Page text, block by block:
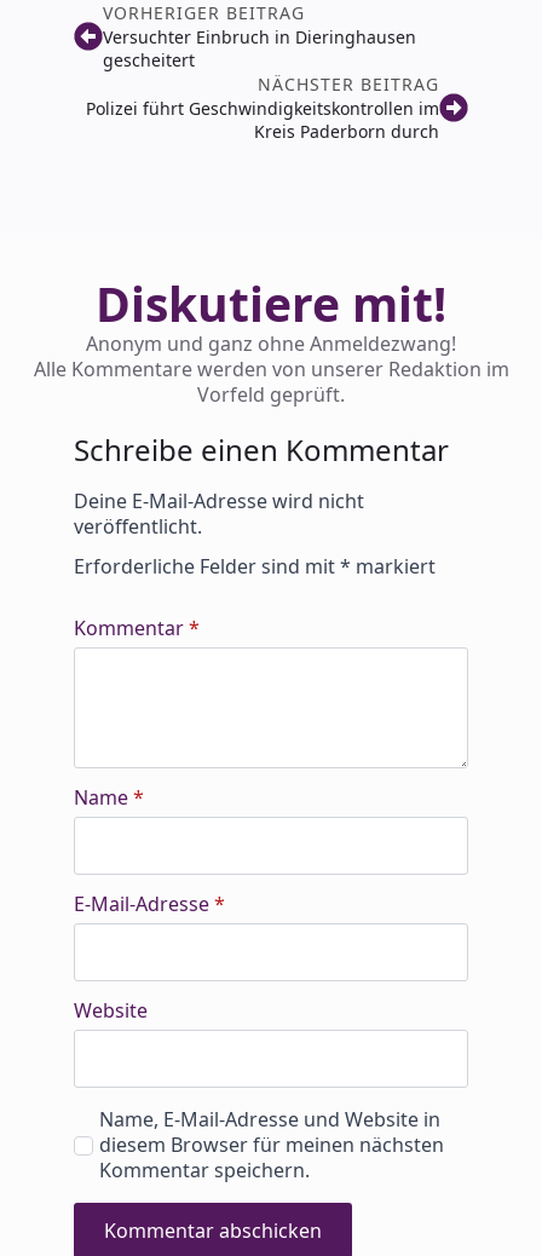
VORHERIGER BEITRAG
Versuchter Einbruch in Dieringhausen
gescheitert
NÄCHSTER BEITRAG
Polizei führt Geschwindigkeitskontrollen im
Kreis Paderborn durch
Diskutiere mit!
Anonym und ganz ohne Anmeldezwang!
Alle Kommentare werden von unserer Redaktion im
Vorfeld geprüft.
Schreibe einen Kommentar
Deine E-Mail-Adresse wird nicht
veröffentlicht.
Erforderliche Felder sind mit* markiert
Kommentar*
Name*
E-Mail-Adresse*
Website
Name, E-Mail-Adresse und Website in
diesem Browser für meinen nächsten
Kommentar speichern.